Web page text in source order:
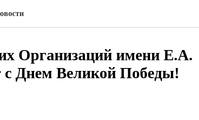
Организаций имени Е.А.
с Днем Великой Победы!